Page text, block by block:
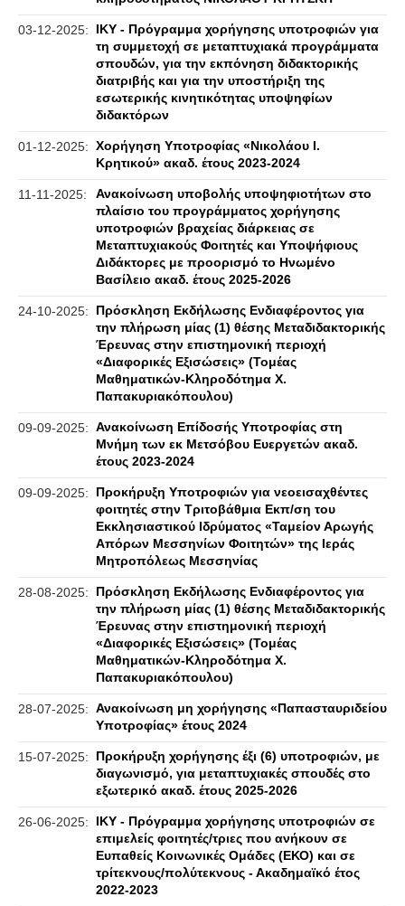
03-12-2025:
ΙΚΥ - Πρόγραμμα χορήγησης υποτροφιών για
τη συμμετοχή σε μεταπτυχιακά προγράμματα
σπουδών, για την εκπόνηση διδακτορικής
διατριβής και για την υποστήριξη της
εσωτερικής κινητικότητας υποψηφίων
διδακτόρων
01-12-2025: Χορήγηση Υποτροφίας «Νικολάου Ι.
Κρητικού» ακαδ. έτους 2023-2024
11-11-2025:
Ανακοίνωση υποβολής υποψηφιοτήτων στο
πλαίσιο του προγράμματος χορήγησης
υποτροφιών βραχείας διάρκειας σε
Μεταπτυχιακούς Φοιτητές και Υποψήφιους
Διδάκτορες με προορισμό το Ηνωμένο
Βασίλειο ακαδ. έτους 2025-2026
24-10-2025:
Πρόσκληση Εκδήλωσης Ενδιαφέροντος για
την πλήρωση μίας (1) θέσης Μεταδιδακτορικής
Έρευνας στην επιστημονική περιοχή
«Διαφορικές Εξισώσεις» (Τομέας
Μαθηματικών-Κληροδότημα Χ.
Παπακυριακόπουλου)
09-09-2025: Ανακοίνωση Επίδοσής Υποτροφίας στη
Μνήμη των εκ Μετσόβου Ευεργετών ακαδ.
έτους 2023-2024
09-09-2025:
Προκήρυξη Υποτροφιών για νεοεισαχθέντες
φοιτητές στην Τριτοβάθμια Εκπ/ση του
Εκκλησιαστικού Ιδρύματος «Ταμείον Αρωγής
Απόρων Μεσσηνίων Φοιτητών» της Ιεράς
Μητροπόλεως Μεσσηνίας
28-08-2025:
Πρόσκληση Εκδήλωσης Ενδιαφέροντος για
την πλήρωση μίας (1) θέσης Μεταδιδακτορικής
Έρευνας στην επιστημονική περιοχή
«Διαφορικές Εξισώσεις» (Τομέας
Μαθηματικών-Κληροδότημα Χ.
Παπακυριακόπουλου)
28-07-2025: Ανακοίνωση μη χορήγησης «Παπασταυριδείου
Υποτροφίας» έτους 2024
15-07-2025:
Προκήρυξη χορήγησης έξι (6) υποτροφιών, με
διαγωνισμό, για μεταπτυχιακές σπουδές στο
εξωτερικό ακαδ. έτους 2025-2026
26-06-2025:
ΙΚΥ - Πρόγραμμα χορήγησης υποτροφιών σε
επιμελείς φοιτητές/τριες που ανήκουν σε
Ευπαθείς Κοινωνικές Ομάδες (ΕΚΟ) και σε
τρίτεκνους/πολύτεκνους - Ακαδημαϊκό έτος
2022-2023